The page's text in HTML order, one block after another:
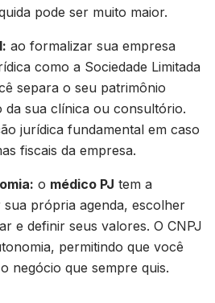
pode ser muito maior.
ao formalizar sua empresa
como a Sociedade Limitada
separa o seu patrimônio
da sua clínica ou consultório.
jurídica fundamental em caso
fiscais da empresa.
o médico PJ tem a
própria agenda, escolher
e definir seus valores. O CNPJ
permitindo que você
negócio que sempre quis.